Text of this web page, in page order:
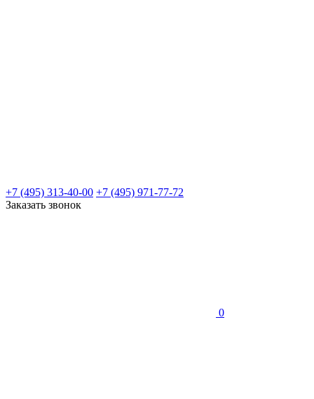
+7 (495) 313-40-00 +7 (495) 971-77-72
Заказать звонок
0